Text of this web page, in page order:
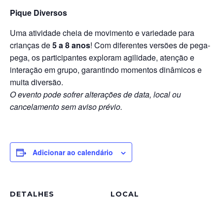
Pique Diversos
Uma atividade cheia de movimento e variedade para
crianças de5 a 8 anos! Com diferentes versões de pega-
pega, os participantes exploram agilidade, atenção e
interação em grupo, garantindo momentos dinâmicos e
muita diversão.
O evento pode sofrer alterações de data, local ou
cancelamento sem aviso prévio.
Adicionar ao calendário
DETALHES LOCAL